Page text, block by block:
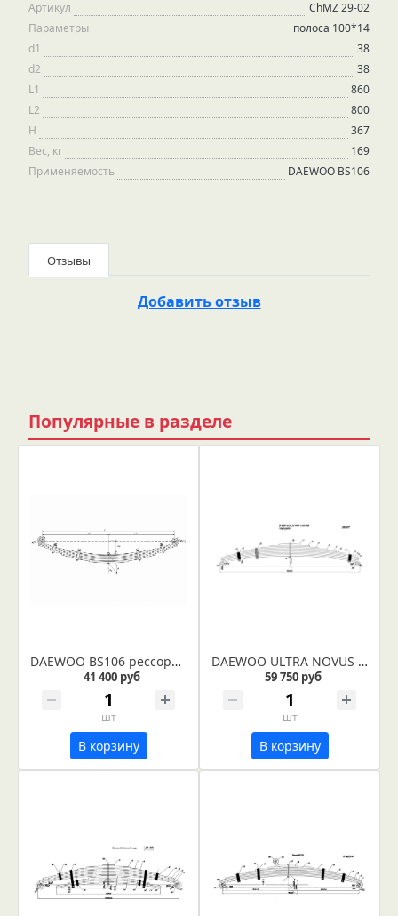
Артикул
ChMZ 29-02
Параметры
полоса 100*14
d1
38
d2
38
L1
860
L2
800
H
367
Вес, кг
169
Применяемость
DAEWOO BS106
Отзывы
Добавить отзыв
Популярные в разделе
DAEWOO BS106 рессора передняя 7-ми листовая
41 400 руб
шт
В корзину
DAEWOO ULTRA NOVUS передняя IR 29-67
59 750 руб
шт
В корзину